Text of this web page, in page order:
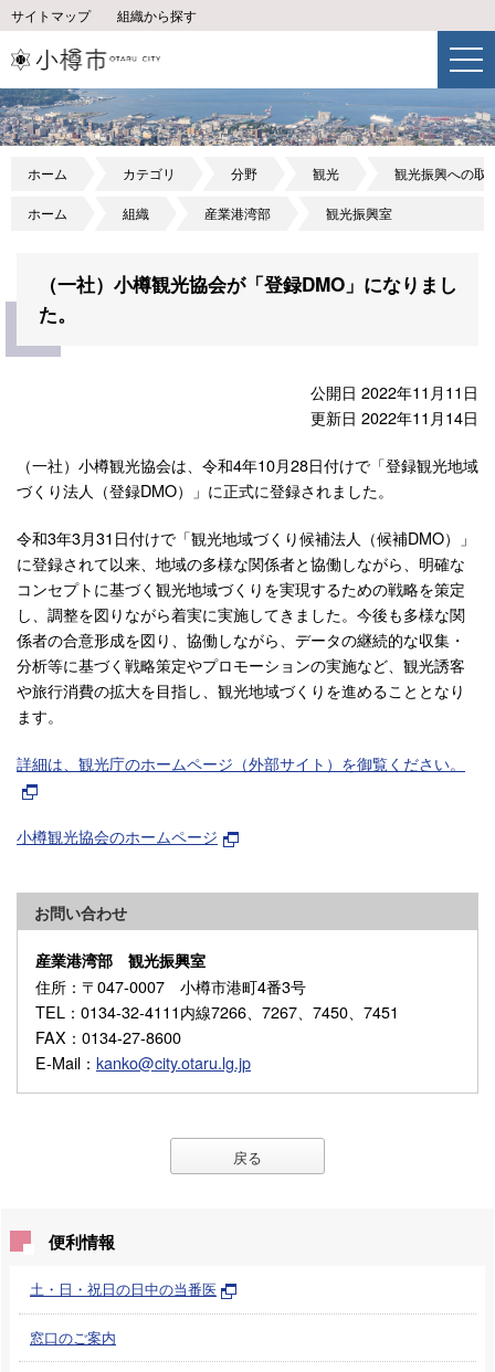
サイトマップ 組織から探す
ホーム カテゴリ 分野 観光 観光振興への取
ホーム 組織 産業港湾部 観光振興室
（一社）小樽観光協会が「登録DMO」になりまし
た。
公開日 2022年11月11日
更新日 2022年11月14日
（一社）小樽観光協会は、令和4年10月28日付けで「登録観光地域
づくり法人（登録DMO）」に正式に登録されました。
令和3年3月31日付けで「観光地域づくり候補法人（候補DMO）」
に登録されて以来、地域の多様な関係者と協働しながら、明確な
コンセプトに基づく観光地域づくりを実現するための戦略を策定
し、調整を図りながら着実に実施してきました。今後も多様な関
係者の合意形成を図り、協働しながら、データの継続的な収集・
分析等に基づく戦略策定やプロモーションの実施など、観光誘客
や旅行消費の拡大を目指し、観光地域づくりを進めることとなり
ます。
詳細は、観光庁のホームページ（外部サイト）を御覧ください。
小樽観光協会のホームページ
お問い合わせ
産業港湾部 観光振興室
住所 ：〒047-0007 小樽市港町4番3号
TEL ：0134-32-4111内線7266、7267、7450、7451
FAX ：0134-27-8600
E-Mail ： kanko@city.otaru.lg.jp
戻る
便利情報
土・日・祝日の日中の当番医
窓口のご案内